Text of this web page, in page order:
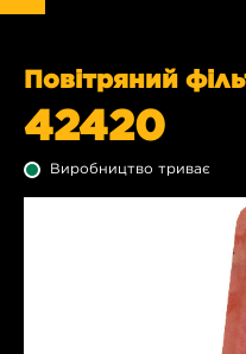
Повітряний
42420
Виробництво триває